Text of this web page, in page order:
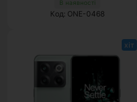
В наявності
Код: ONE-0468
хіт